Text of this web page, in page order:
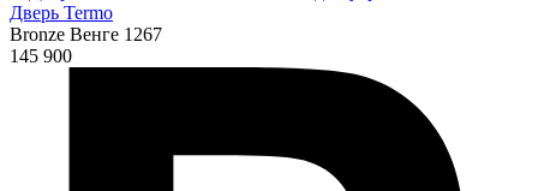
Дверь Termo
Bronze Венге 1267
145 900